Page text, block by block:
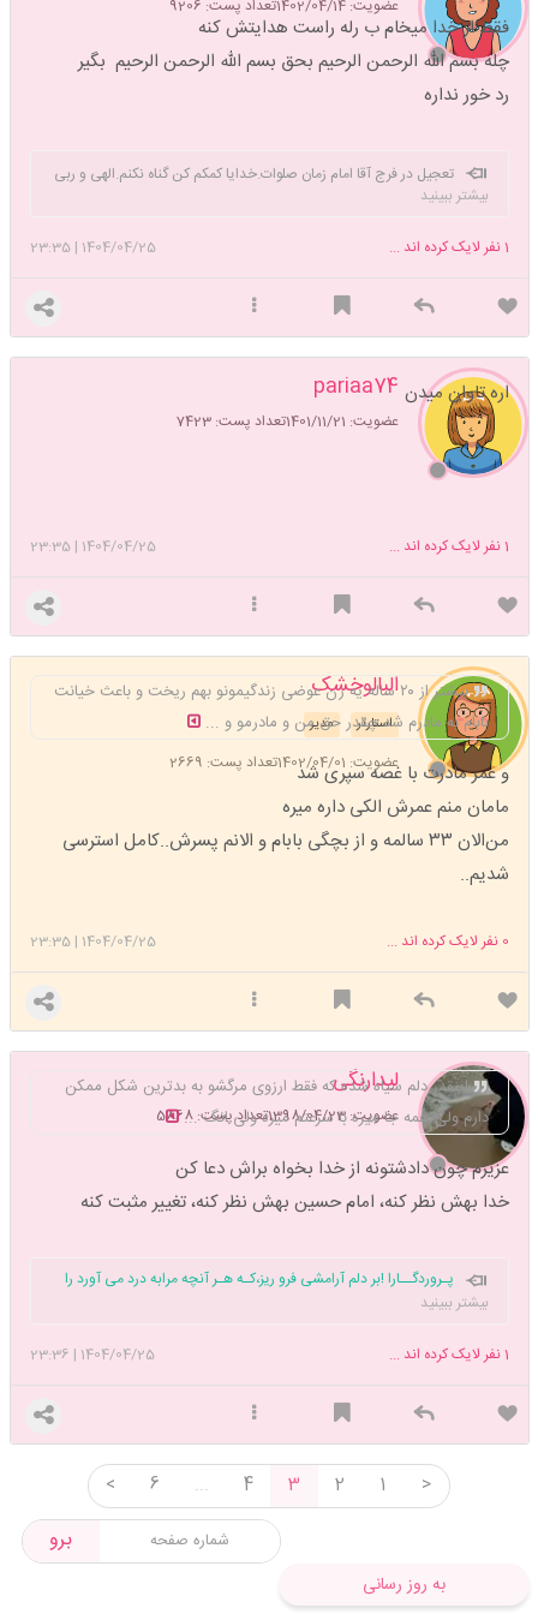
عضویت: 1402/04/14 تعداد پست: 9206
فقط از خدا میخام ب رله راست هدایتش کنه
چله بسم الله الرحمن الرحیم بحق بسم الله الرحمن الرحیم بگیر
رد خور نداره
تعجیل در فرج آقا امام زمان صلوات.خدایا کمکم کن گناه نکنم.الهی و ربی
من لی غیرک
بیشتر ببینید
1404/04/25
|
23:35 1نفر لایک کرده اند ...
pariaa74
عضویت: 1401/11/21 تعداد پست: 7423
اره تاوان میدن
1404/04/25
|
23:35 1نفر لایک کرده اند ...
البالوخشک
مدیر استارتر
عضویت: 1402/04/01 تعداد پست: 2669
بیشتر از ۲۰ ساله یه زن عوضی زندگیمونو بهم ریخت و باعث خیانت
بابام به مادرم شد چقدر حق من و مادرمو و ...
و عمر مادرت با غصه سپری شد
مامان منم عمرش الکی داره میره
من‌الان ۳۳ سالمه و از بچگی بابام و الانم پسرش..کامل استرسی
شدیم..
1404/04/25
|
23:35 0 نفر لایک کرده اند ...
لیدارنگی
عضویت: 1398/04/23 تعداد پست: 5868
اینقدر دلم سیاه شده که فقط ارزوی مرگشو به بدترین شکل ممکن
دارم ولی همه جا میره با سرعتم میره ولی انگ ...
عزیزم چون دادشتونه از خدا بخواه براش دعا کن
خدا بهش نظر کنه، امام حسین بهش نظر کنه، تغییر مثبت کنه
پـروردگــارا !بر دلم آرامشی فرو ریز،کـه هـر آنچه مرابه درد می آورد را
نادیده بگیرم 🤍بیشتر ببینید
1404/04/25
|
23:36 1نفر لایک کرده اند ...
>
1
2
3
4
...
6
<
برو
به روز رسانی